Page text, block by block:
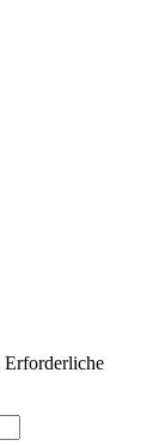
Erforderliche